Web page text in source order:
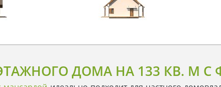
ДОМА НА 133 КВ. М